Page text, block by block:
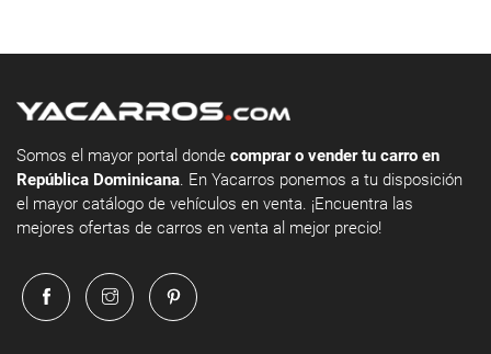
Somos el mayor portal donde comprar o vender tu carro en
República Dominicana. En Yacarros ponemos a tu disposición
el mayor catálogo de vehículos en venta. ¡Encuentra las
mejores ofertas de carros en venta al mejor precio!